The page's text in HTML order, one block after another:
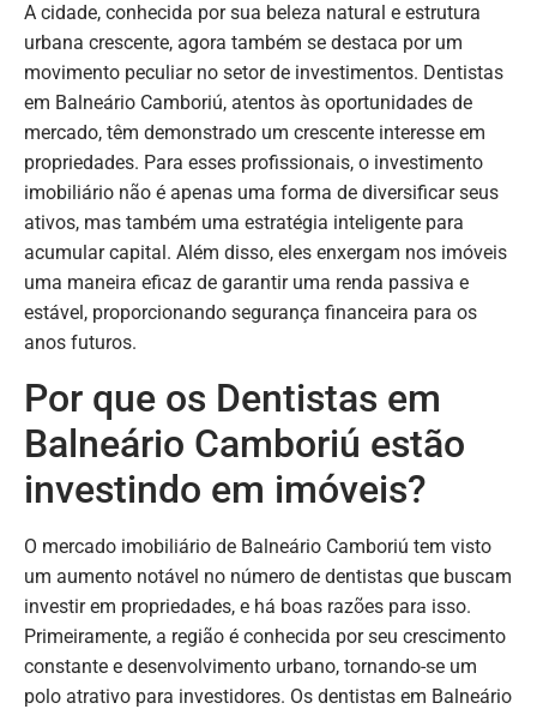
A cidade, conhecida por sua beleza natural e estrutura
urbana crescente, agora também se destaca por um
movimento peculiar no setor de investimentos. Dentistas
em Balneário Camboriú, atentos às oportunidades de
mercado, têm demonstrado um crescente interesse em
propriedades. Para esses profissionais, o investimento
imobiliário não é apenas uma forma de diversificar seus
ativos, mas também uma estratégia inteligente para
acumular capital. Além disso, eles enxergam nos imóveis
uma maneira eficaz de garantir uma renda passiva e
estável, proporcionando segurança financeira para os
anos futuros.
Por que os Dentistas em
Balneário Camboriú estão
investindo em imóveis?
O mercado imobiliário de Balneário Camboriú tem visto
um aumento notável no número de dentistas que buscam
investir em propriedades, e há boas razões para isso.
Primeiramente, a região é conhecida por seu crescimento
constante e desenvolvimento urbano, tornando-se um
polo atrativo para investidores. Os dentistas em Balneário